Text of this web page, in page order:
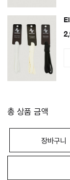
총 상품 금액
장바구니